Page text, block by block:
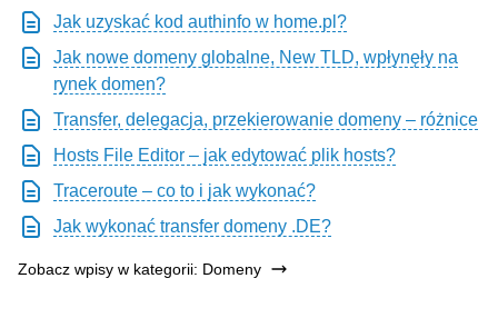
Jak uzyskać kod authinfo w home.pl?
Jak nowe domeny globalne, New TLD, wpłynęły na
rynek domen?
Transfer, delegacja, przekierowanie domeny – różnice
Hosts File Editor – jak edytować plik hosts?
Traceroute – co to i jak wykonać?
Jak wykonać transfer domeny .DE?
Zobacz wpisy w kategorii: Domeny